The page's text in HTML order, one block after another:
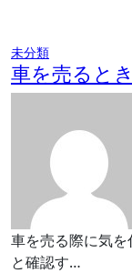
未分類
車を売ると
車を売る際に気を付けるべきことは、車の状態をしっかり
と確認す…